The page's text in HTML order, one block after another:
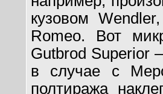
кузовом
Romeo. Вот
Gutbrod Superior
в случае с
полтиража